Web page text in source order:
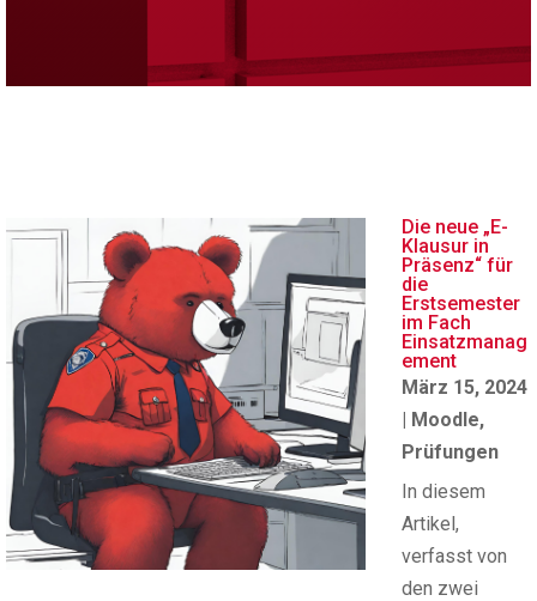
Die neue „E-
Klausur in
Präsenz“ für
die
Erstsemester
im Fach
Einsatzmanag
ement
März 15, 2024
| Moodle,
Prüfungen
In diesem
Artikel,
verfasst von
den zwei